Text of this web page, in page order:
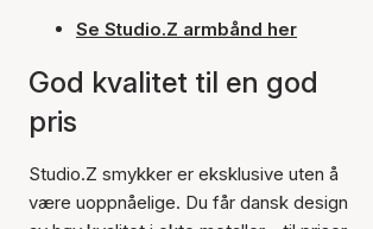
Se Studio.Z armbånd her
God kvalitet til en god
pris
Studio.Z smykker er eksklusive uten å
være uoppnåelige. Du får dansk design